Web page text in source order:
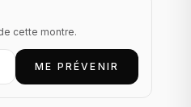
cette montre.
ME PRÉVENIR